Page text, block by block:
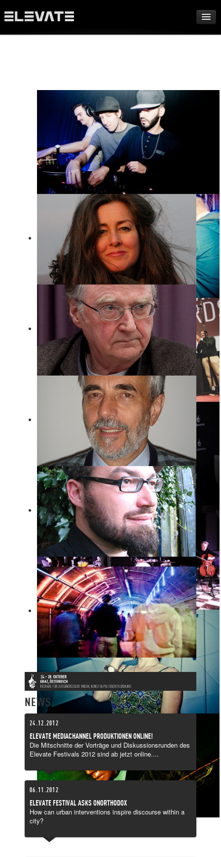
NEWS
24.12.2012
ELEVATE MEDIACHANNEL PRODUKTIONEN ONLINE!
Die Mitschnitte der Vorträge und Diskussionsrunden des
Elevate Festivals 2012 sind ab jetzt online....
06.11.2012
ELEVATE FESTIVAL ASKS ONORTHODOX
How can urban interventions inspire discourse within a
city?